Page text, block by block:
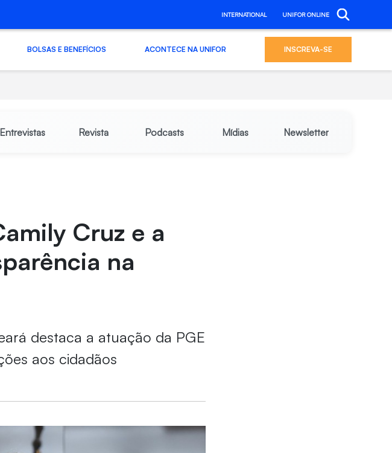
INTERNATIONAL UNIFOR ONLINE
BOLSAS E BENEFÍCIOS ACONTECE NA UNIFOR INSCREVA-SE
Entrevistas Revista Podcasts Mídias Newsletter
Cruz e a
na
destaca a atuação da PGE
aos cidadãos